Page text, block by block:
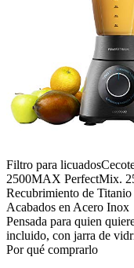
Filtro para licuados
2500MAX PerfectMix.
Recubrimiento de
Acabados en Acero Inox
Pensada para quien
incluido, con jarra de
Por qué comprarlo